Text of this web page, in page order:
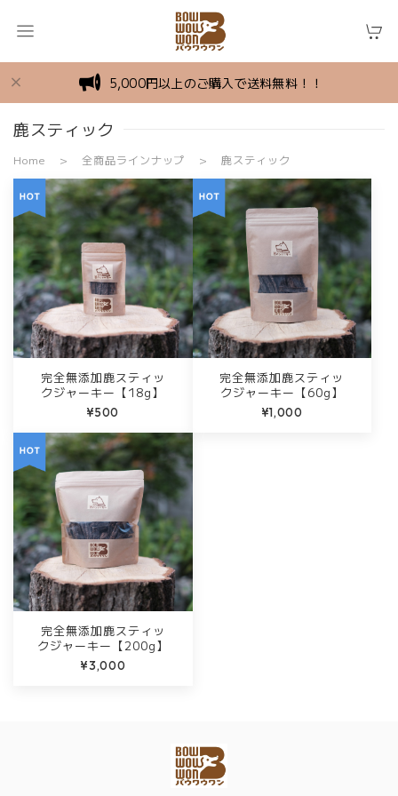
5,000円以上のご購入で送料無料！！
鹿スティック
Home 全商品ラインナップ 鹿スティック
完全無添加鹿スティッ
クジャーキー【18g】
¥500
完全無添加鹿スティッ
クジャーキー【60g】
¥1,000
完全無添加鹿スティッ
クジャーキー【200g】
¥3,000